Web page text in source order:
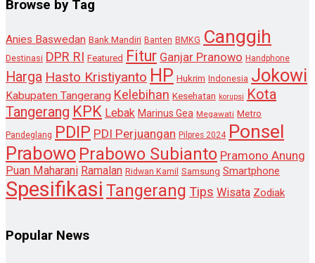
Browse by Tag
Anies Baswedan Bank Mandiri Banten BMKG Canggih
Destinasi DPR RI Featured Fitur Ganjar Pranowo Handphone
Harga Hasto Kristiyanto HP Hukrim Indonesia Jokowi
Kabupaten Tangerang Kelebihan Kesehatan korupsi Kota
Tangerang KPK Lebak Marinus Gea Megawati Metro
Pandeglang PDIP PDI Perjuangan Pilpres 2024 Ponsel
Prabowo Prabowo Subianto Pramono Anung
Puan Maharani Ramalan Ridwan Kamil Samsung Smartphone
Spesifikasi Tangerang Tips Wisata Zodiak
Popular News